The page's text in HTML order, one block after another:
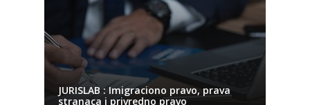
JURISLAB : Imigraciono pravo, prava
stranaca i privredno pravo